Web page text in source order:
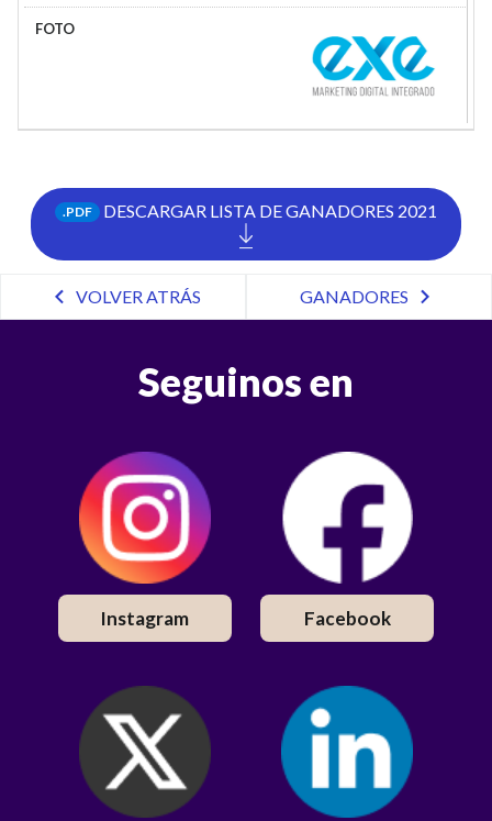
.PDF DESCARGAR LISTA DE GANADORES 2021
VOLVER ATRÁS GANADORES
Seguinos en
Instagram Facebook